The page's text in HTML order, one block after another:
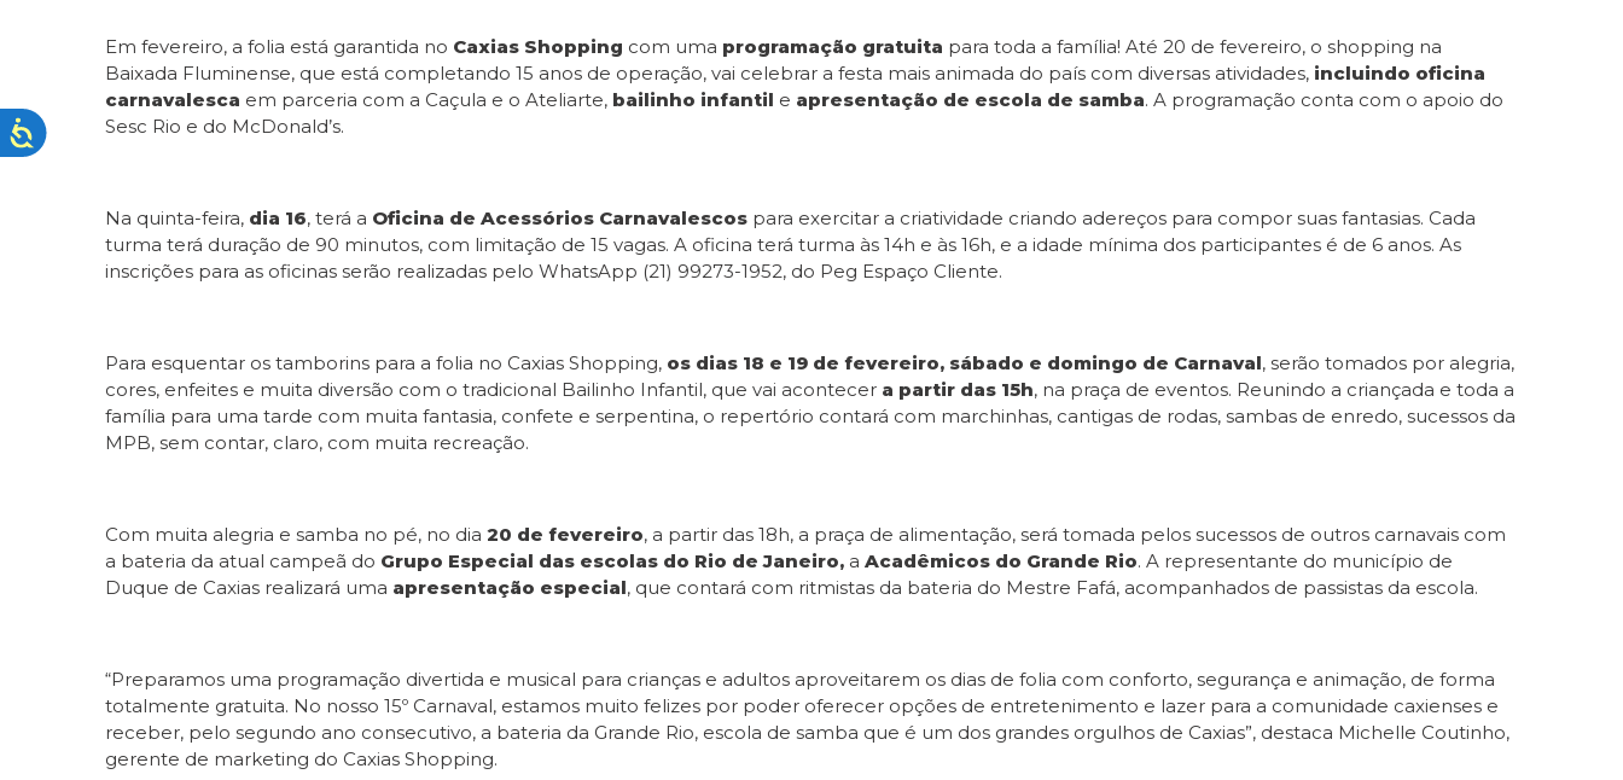
Em fevereiro, a folia está garantida no Caxias Shopping com uma programação gratuita para toda a família! Até 20 de fevereiro, o shopping na
Baixada Fluminense, que está completando 15 anos de operação, vai celebrar a festa mais animada do país com diversas atividades, incluindo oficina
carnavalesca em parceria com a Caçula e o Ateliarte, bailinho infantil e apresentação de escola de samba. A programação conta com o apoio do
Sesc Rio e do McDonald’s.
Na quinta-feira, dia 16, terá a Oficina de Acessórios Carnavalescos para exercitar a criatividade criando adereços para compor suas fantasias. Cada
turma terá duração de 90 minutos, com limitação de 15 vagas. A oficina terá turma às 14h e às 16h, e a idade mínima dos participantes é de 6 anos. As
inscrições para as oficinas serão realizadas pelo WhatsApp (21) 99273-1952, do Peg Espaço Cliente.
Para esquentar os tamborins para a folia no Caxias Shopping, os dias 18 e 19 de fevereiro, sábado e domingo de Carnaval, serão tomados por alegria,
cores, enfeites e muita diversão com o tradicional Bailinho Infantil, que vai acontecer a partir das 15h, na praça de eventos. Reunindo a criançada e toda a
família para uma tarde com muita fantasia, confete e serpentina, o repertório contará com marchinhas, cantigas de rodas, sambas de enredo, sucessos da
MPB, sem contar, claro, com muita recreação.
Com muita alegria e samba no pé, no dia 20 de fevereiro, a partir das 18h, a praça de alimentação, será tomada pelos sucessos de outros carnavais com
a bateria da atual campeã do Grupo Especial das escolas do Rio de Janeiro, a Acadêmicos do Grande Rio. A representante do município de
Duque de Caxias realizará uma apresentação especial, que contará com ritmistas da bateria do Mestre Fafá, acompanhados de passistas da escola.
“Preparamos uma programação divertida e musical para crianças e adultos aproveitarem os dias de folia com conforto, segurança e animação, de forma
totalmente gratuita. No nosso 15º Carnaval, estamos muito felizes por poder oferecer opções de entretenimento e lazer para a comunidade caxienses e
receber, pelo segundo ano consecutivo, a bateria da Grande Rio, escola de samba que é um dos grandes orgulhos de Caxias”, destaca Michelle Coutinho,
gerente de marketing do Caxias Shopping.